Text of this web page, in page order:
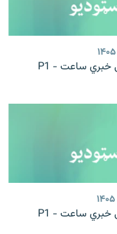
مازیګرنی خبري ساعت - P1
مازیګرنی خبري ساعت - P1